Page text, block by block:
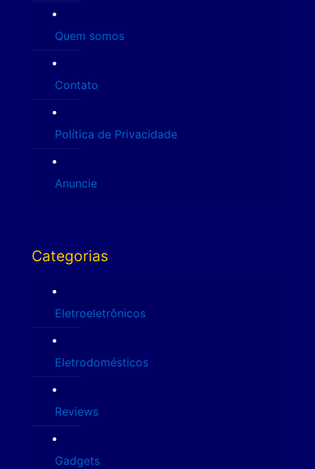
Quem somos
Contato
Política de Privacidade
Anuncie
Categorias
Eletroeletrônicos
Eletrodomésticos
Reviews
Gadgets